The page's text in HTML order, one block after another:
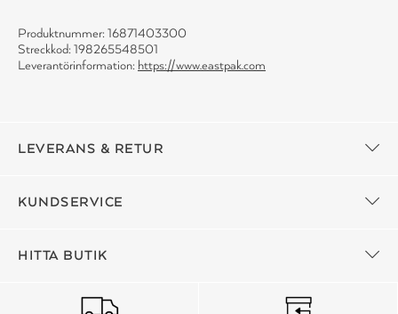
Produktnummer: 16871403300
Streckkod: 198265548501
Leverantörinformation: https://www.eastpak.com
LEVERANS & RETUR
KUNDSERVICE
HITTA BUTIK